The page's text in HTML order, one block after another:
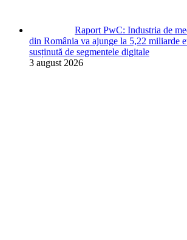
Raport PwC: Industria de
din România va ajunge la 5,22 miliarde
susținută de segmentele digitale
3 august 2026